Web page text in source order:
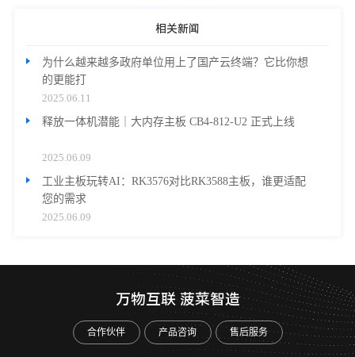
相关新闻
为什么越来越多政府单位用上了国产云终端？它比你想
的更能打
2025.06.11
释放一体机潜能｜大内存主板 CB4-812-U2 正式上线
2025.06.09
工业主板玩转AI：RK3576对比RK3588主板，谁更适配
您的需求
2025.06.09
万物互联 菠菜智造
合作伙伴 产品咨询 售后服务